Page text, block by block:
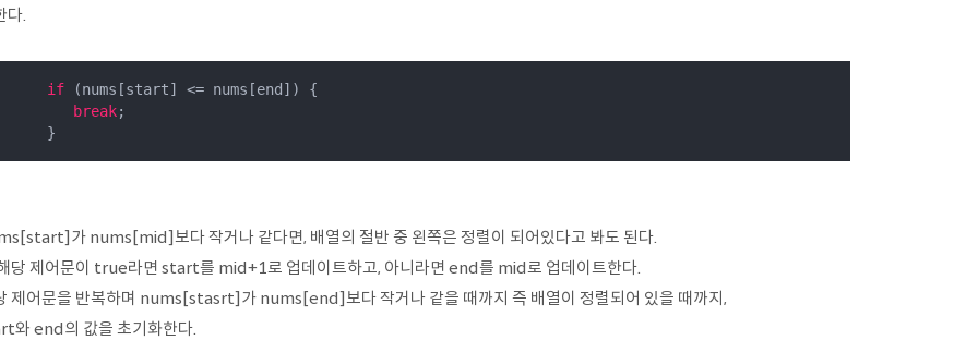
다.
if (nums[start] <= nums[end]) {
break;
}
가 nums[mid]보다 작거나 같다면, 배열의 절반 중 왼쪽은 정렬이 되어있다고 봐도 된다.
당 제어문이 true라면 start를 mid+1로 업데이트하고, 아니라면 end를 mid로 업데이트한다.
제어문을 반복하며 nums[stasrt]가 nums[end]보다 작거나 같을 때까지 즉 배열이 정렬되어 있을 때까지,
와 end의 값을 초기화한다.